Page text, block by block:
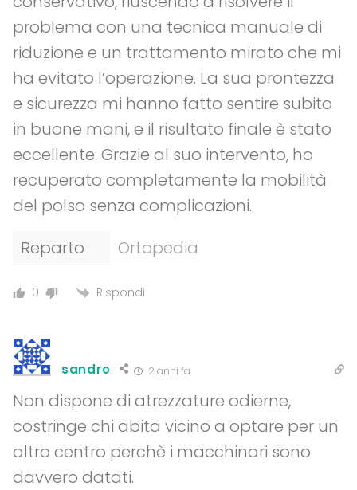
problema con una tecnica manuale di
riduzione e un trattamento mirato che mi
ha evitato l’operazione. La sua prontezza
e sicurezza mi hanno fatto sentire subito
in buone mani, e il risultato finale è stato
eccellente. Grazie al suo intervento, ho
recuperato completamente la mobilità
del polso senza complicazioni.
Reparto
Ortopedia
0 Rispondi
sandro 2 anni fa
Non dispone di atrezzature odierne,
costringe chi abita vicino a optare per un
altro centro perchè i macchinari sono
davvero datati.